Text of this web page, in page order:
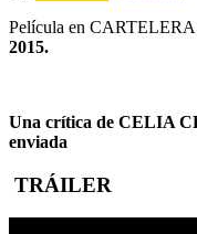
Película en CARTELERA
2015.
Una crítica de CELIA
enviada
TRÁILER